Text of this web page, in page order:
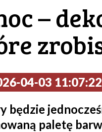
–
04-03 11:07:22
będzie
paletę